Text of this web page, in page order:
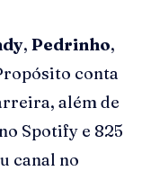
, Pedrinho,
conta
além de
Spotify e 825
canal no